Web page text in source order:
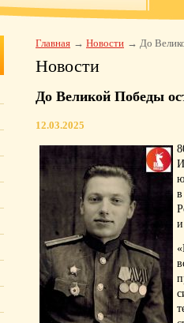
Главная Новости До
Новости
До Великой Победы
12.03.2025